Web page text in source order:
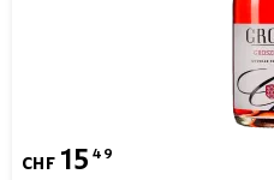
CHF 15 49